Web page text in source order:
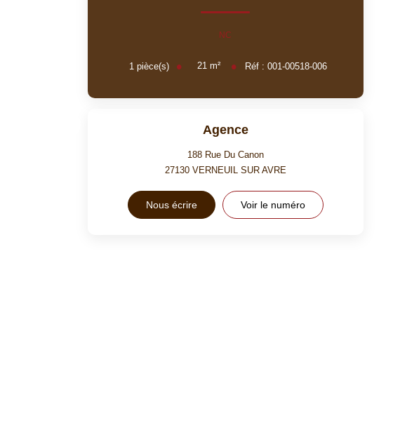
NC
1pièce(s) 21m² Réf :001-00518-006
Agence
188 Rue Du Canon
27130 VERNEUIL SUR AVRE
Nous écrire Voir le numéro